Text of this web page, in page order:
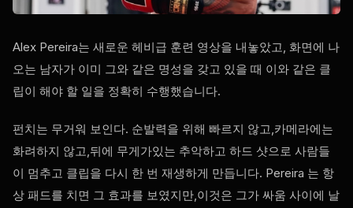
Alex Pereira는 새로운 헤비급 훈련 영상을 내놓았고, 화면에 나
오는 남자가 이미 그와 같은 명성을 갖고 있을 때 이와 같은 클
립이 해야 할 일을 정확히 수행했습니다.
펀치는 무거워 보인다. 순발력을 위해 빠르지 않고,카메라에는
화려하지 않고,뒤에 무게가있는 추악하고 하드 샷으로 사람들
이 멈추고 클립을 다시 한 번 재생하게 만듭니다. Pereira 는 항
상 패드를 치면 그 효과를 보였지만,이것은 그가 싸움 사이에 날